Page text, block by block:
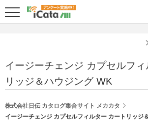
イージーチェンジ カプセルフィ
リッジ＆ハウジング WK
株式会社日伝 カタログ集合サイト メカカタ
イージーチェンジ カプセルフィルター カートリッジ